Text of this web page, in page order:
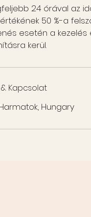
24 órával az
50 %-a
esetén a kezelés
kerül.
& Kapcsolat
Hungary